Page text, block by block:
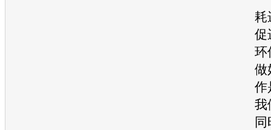
耗
促
环
做
作
我